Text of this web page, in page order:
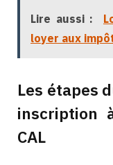
Lire aussi :
loyer aux
Les étapes
inscription
CAL